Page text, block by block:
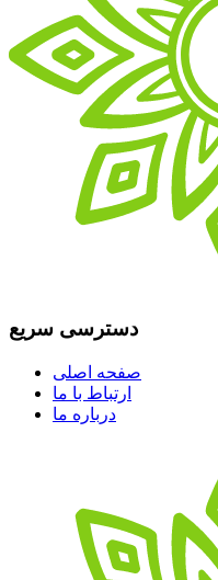
دسترسی سریع
صفحه اصلی
ارتباط با ما
درباره ما